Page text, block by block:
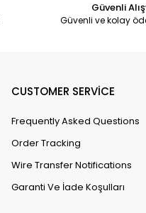
Güvenli
Güvenli ve kolay
CUSTOMER SERVİCE
Frequently Asked Questions
Order Tracking
Wire Transfer Notifications
Garanti Ve İade Koşulları